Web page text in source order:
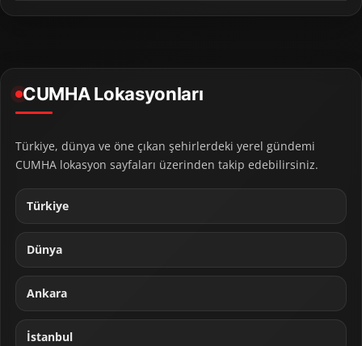
CUMHA Lokasyonları
Türkiye, dünya ve öne çıkan şehirlerdeki yerel gündemi
CUMHA lokasyon sayfaları üzerinden takip edebilirsiniz.
Türkiye
Dünya
Ankara
İstanbul